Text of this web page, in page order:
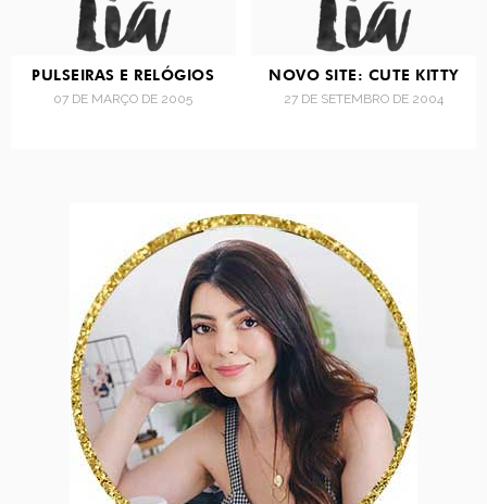
PULSEIRAS E RELÓGIOS
07 DE MARÇO DE 2005
NOVO SITE: CUTE KITTY
27 DE SETEMBRO DE 2004